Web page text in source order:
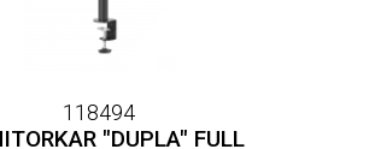
118494
"DUPLA" FULL